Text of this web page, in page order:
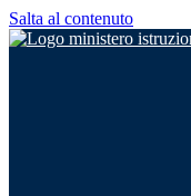
Salta al contenuto